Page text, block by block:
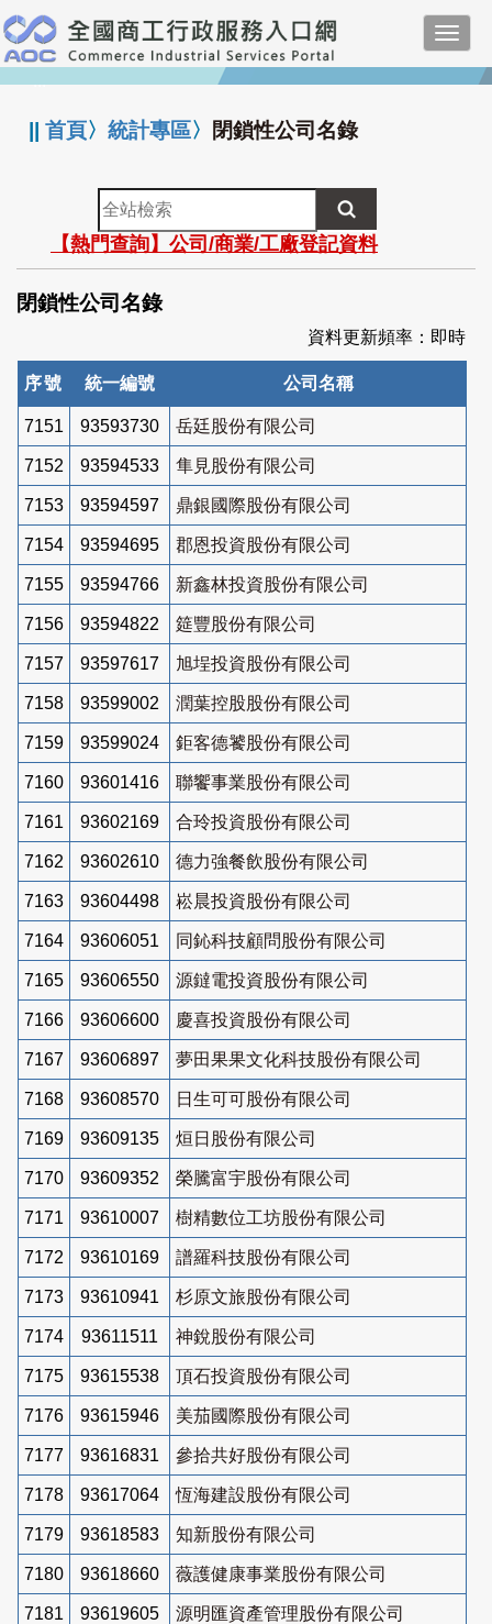
跳
到
主
要
:::
||首頁〉統計專區〉 閉鎖性公司名錄
全
站
檢
索
【熱門查詢】公司/商業/工廠登記資料
閉鎖性公司名錄
資料更新頻率：即時
序號 統一編號 公司名稱
7151 93593730 岳廷股份有限公司
7152 93594533 隼見股份有限公司
7153 93594597 鼎銀國際股份有限公司
7154 93594695 郡恩投資股份有限公司
7155 93594766 新鑫林投資股份有限公司
7156 93594822 筵豐股份有限公司
7157 93597617 旭埕投資股份有限公司
7158 93599002 潤葉控股股份有限公司
7159 93599024 鉅客德饕股份有限公司
7160 93601416 聯饗事業股份有限公司
7161 93602169 合玲投資股份有限公司
7162 93602610 德力強餐飲股份有限公司
7163 93604498 崧晨投資股份有限公司
7164 93606051 同鈊科技顧問股份有限公司
7165 93606550 源鐽電投資股份有限公司
7166 93606600 慶喜投資股份有限公司
7167 93606897 夢田果果文化科技股份有限公司
7168 93608570 日生可可股份有限公司
7169 93609135 烜日股份有限公司
7170 93609352 榮騰富宇股份有限公司
7171 93610007 樹精數位工坊股份有限公司
7172 93610169 譜羅科技股份有限公司
7173 93610941 杉原文旅股份有限公司
7174 93611511 神銳股份有限公司
7175 93615538 頂石投資股份有限公司
7176 93615946 美茄國際股份有限公司
7177 93616831 參拾共好股份有限公司
7178 93617064 恆海建設股份有限公司
7179 93618583 知新股份有限公司
7180 93618660 薇護健康事業股份有限公司
7181 93619605 源明匯資產管理股份有限公司